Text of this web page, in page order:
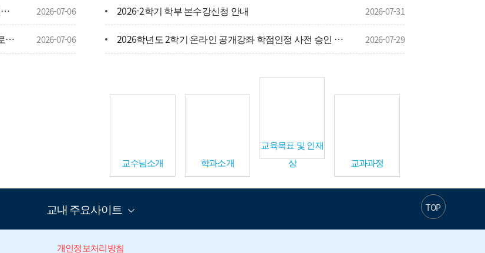
가족회사
오시는길
[4단계 BK21 대학원혁신사업] 2026년 대학원생 융합연구 프로그램 신청안내(기간연장) 2026-07-06
[4단계 BK21 대학원혁신사업] 2026년 GREAT-Leap 프로젝트 신청안내 2026-07-06
2026-2학기 학부 본수강신청 안내 2026-07-31
2026학년도 2학기 온라인 공개강좌 학점인정 사전 승인 신청 안내 2026-07-29
교수님소개 학과소개
교육목표 및 인재
상
교과과정
TOP
교내 주요사이트
개인정보처리방침